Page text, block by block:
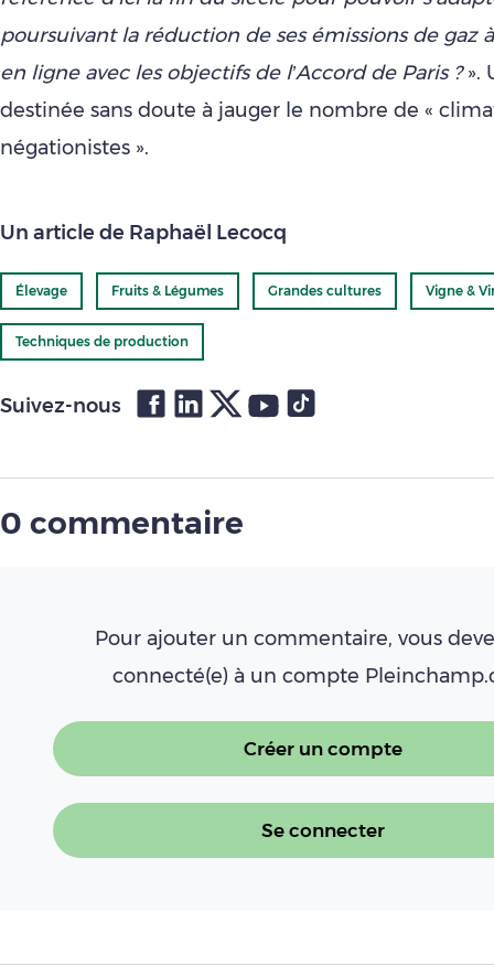
poursuivant la réduction de ses émissions de gaz
en ligne avec les objectifs de l’Accord de Paris ?».
destinée sans doute à jauger le nombre de «
négationistes ».
Un article de Raphaël Lecocq
Élevage Fruits & Légumes Grandes cultures Vigne &
Techniques de production
Suivez-nous
0 commentaire
Pour ajouter un commentaire, vous
connecté(e) à un compte
Créer un compte
Se connecter